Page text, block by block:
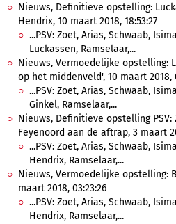
Nieuws, Definitieve opstelling:
Hendrix, 10 maart 2018, 18:53:27
...PSV: Zoet, Arias, Schwaab,
Luckassen, Ramselaar,...
Nieuws, Vermoedelijke opstelling:
op het middenveld', 10 maart 2018,
...PSV: Zoet, Arias, Schwaab,
Ginkel, Ramselaar,...
Nieuws, Definitieve opstelling
Feyenoord aan de aftrap, 3 maart
...PSV: Zoet, Arias, Schwaab,
Hendrix, Ramselaar,...
Nieuws, Vermoedelijke opstelling:
maart 2018, 03:23:26
...PSV: Zoet, Arias, Schwaab,
Hendrix, Ramselaar,...